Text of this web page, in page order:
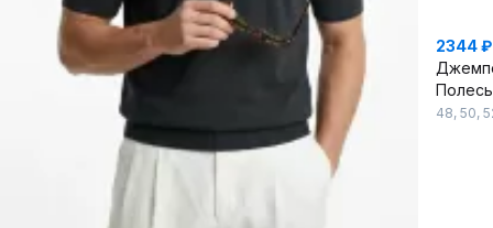
2344 ₽
48, 50,